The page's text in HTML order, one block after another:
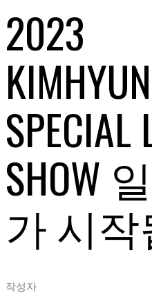
2023
SPECIAL
SHOW
가 시
작성자